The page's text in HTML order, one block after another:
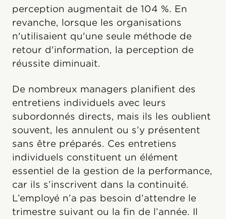
perception augmentait de 104 %. En
revanche, lorsque les organisations
n'utilisaient qu'une seule méthode de
retour d'information, la perception de
réussite diminuait.
De nombreux managers planifient des
entretiens individuels avec leurs
subordonnés directs, mais ils les oublient
souvent, les annulent ou s’y présentent
sans être préparés. Ces entretiens
individuels constituent un élément
essentiel de la gestion de la performance,
car ils s’inscrivent dans la continuité.
L’employé n’a pas besoin d’attendre le
trimestre suivant ou la fin de l’année. Il